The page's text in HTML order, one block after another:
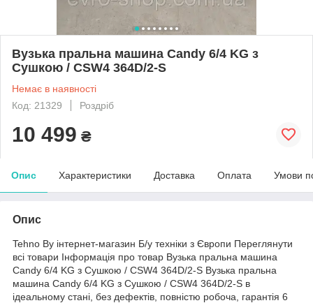
Вузька пральна машина Candy 6/4 KG з
Сушкою / CSW4 364D/2-S
Немає в наявності
Код: 21329
Роздріб
10 499 ₴
Опис Характеристики Доставка Оплата Умови
Опис
Tehno By інтернет-магазин Б/у техніки з Європи Переглянути
всі товари Інформація про товар Вузька пральна машина
Candy 6/4 KG з Сушкою / CSW4 364D/2-S Вузька пральна
машина Candy 6/4 KG з Сушкою / CSW4 364D/2-S в
ідеальному стані, без дефектів, повністю робоча, гарантія 6